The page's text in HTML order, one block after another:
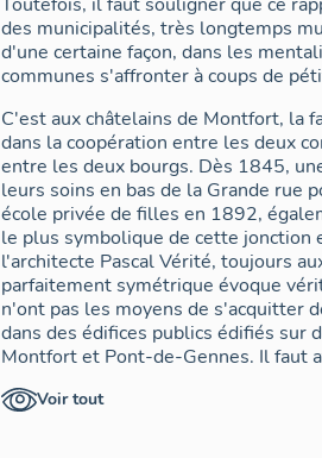
des municipalités, très longtemps
d'une certaine façon, dans les
communes s'affronter à coups de
C'est aux châtelains de Montfort, la
dans la coopération entre les deux
entre les deux bourgs. Dès 1845,
leurs soins en bas de la Grande rue
école privée de filles en 1892,
le plus symbolique de cette
l'architecte Pascal Vérité, toujours
parfaitement symétrique évoque
n'ont pas les moyens de s'acquitter
dans des édifices publics édifiés sur
Montfort et Pont-de-Gennes. Il faut
lancer à leur tour dans un projet
Voir tout